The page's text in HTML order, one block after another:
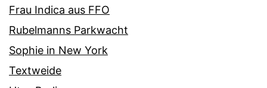
Frau Indica aus FFO
Rubelmanns Parkwacht
Sophie in New York
Textweide